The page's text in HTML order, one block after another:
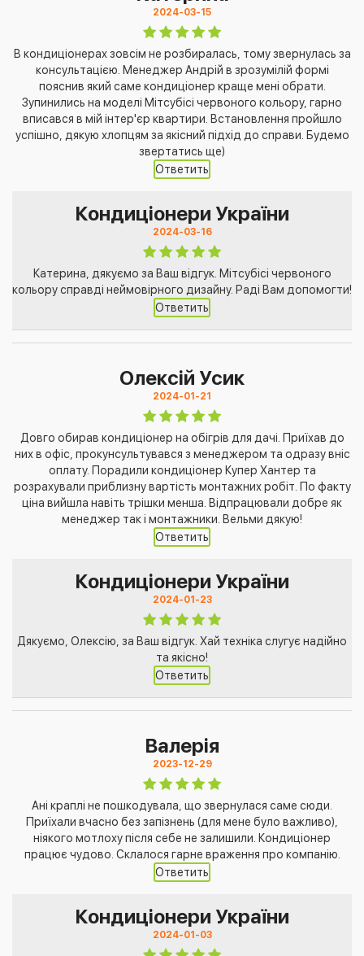
2024-03-15
В кондиціонерах зовсім не розбиралась, тому звернулась за
консультацією. Менеджер Андрій в зрозумілій формі
пояснив який саме кондиціонер краще мені обрати.
Зупинились на моделі Мітсубісі червоного кольору, гарно
вписався в мій інтер'єр квартири. Встановлення пройшло
успішно, дякую хлопцям за якісний підхід до справи. Будемо
звертатись ще)
Ответить
Кондиціонери України
2024-03-16
Катерина, дякуємо за Ваш відгук. Мітсубісі червоного
кольору справді неймовірного дизайну. Раді Вам допомогти!
Ответить
Олексій Усик
2024-01-21
Довго обирав кондиціонер на обігрів для дачі. Приїхав до
них в офіс, прокунсультувався з менеджером та одразу вніс
оплату. Порадили кондиціонер Купер Хантер та
розрахували приблизну вартість монтажних робіт. По факту
ціна вийшла навіть трішки менша. Відпрацювали добре як
менеджер так і монтажники. Вельми дякую!
Ответить
Кондиціонери України
2024-01-23
Дякуємо, Олексію, за Ваш відгук. Хай техніка слугує надійно
та якісно!
Ответить
Валерія
2023-12-29
Ані краплі не пошкодувала, що звернулася саме сюди.
Приїхали вчасно без запізнень (для мене було важливо),
ніякого мотлоху після себе не залишили. Кондиціонер
працює чудово. Склалося гарне враження про компанію.
Ответить
Кондиціонери України
2024-01-03